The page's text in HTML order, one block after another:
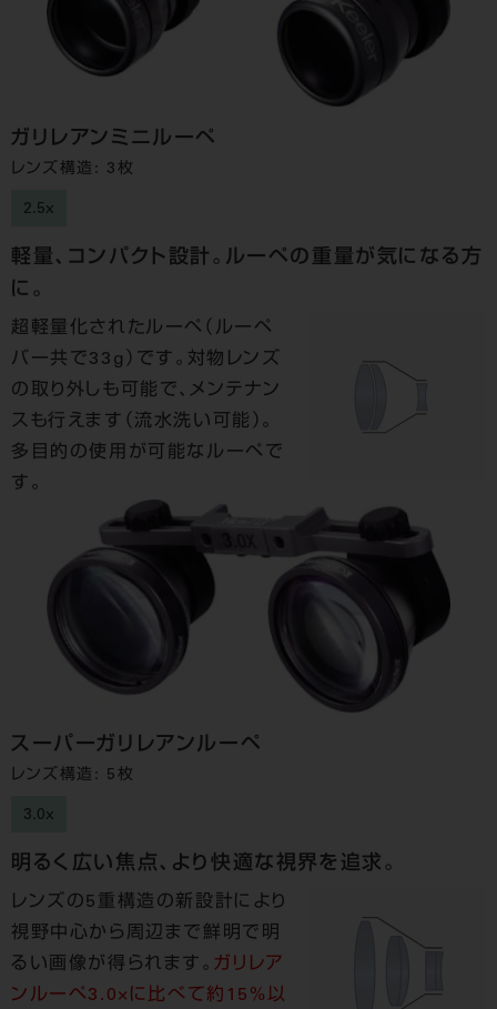
ガリレアンミニルーペ
レンズ構造: 3枚
2.5x
軽量、コンパクト設計。ルーペの重量が気になる方
に。
超軽量化されたルーペ（ルーペ
バー共で33g）です。対物レンズ
の取り外しも可能で、メンテナン
スも行えます（流水洗い可能）。
多目的の使用が可能なルーペで
す。
スーパーガリレアンルーペ
レンズ構造: 5枚
3.0x
明るく広い焦点、より快適な視界を追求。
レンズの5重構造の新設計により
視野中心から周辺まで鮮明で明
るい画像が得られます。 ガリレア
ンルーペ3.0×に比べて約15%以